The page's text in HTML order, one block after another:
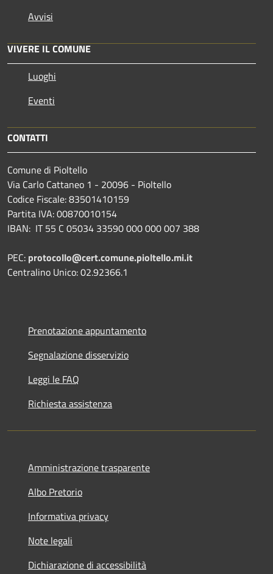
Avvisi
VIVERE IL COMUNE
Luoghi
Eventi
CONTATTI
Comune di Pioltello
Via Carlo Cattaneo 1 - 20096 - Pioltello
Codice Fiscale: 83501410159
Partita IVA: 00870010154
IBAN: IT 55 C 05034 33590 000 000 007 388
PEC: protocollo@cert.comune.pioltello.mi.it
Centralino Unico: 02.92366.1
Prenotazione appuntamento
Segnalazione disservizio
Leggi le FAQ
Richiesta assistenza
Amministrazione trasparente
Albo Pretorio
Informativa privacy
Note legali
Dichiarazione di accessibilità